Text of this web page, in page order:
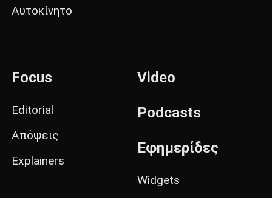
Αυτοκίνητο
Focus
Editorial
Απόψεις
Explainers
Video
Podcasts
Εφημερίδες
Widgets